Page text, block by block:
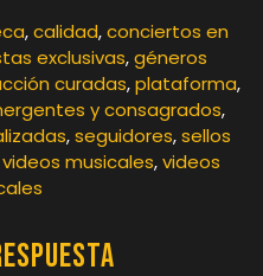
,calidad,conciertos en
exclusivas,géneros
curadas,plataforma,
y consagrados,
,seguidores,sellos
musicales,videos